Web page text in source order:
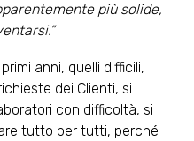
più solide,
anni, quelli difficili,
dei Clienti, si
con difficoltà, si
tutto per tutti, perché